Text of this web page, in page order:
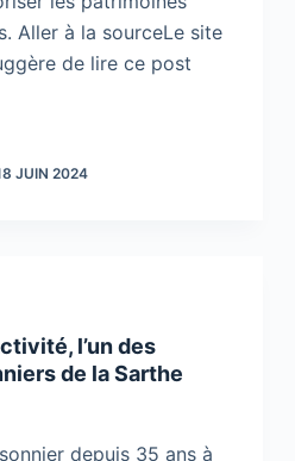
Aller à la sourceLe site
de lire ce post
JUIN 2024
l’un des
de la Sarthe
depuis 35 ans à